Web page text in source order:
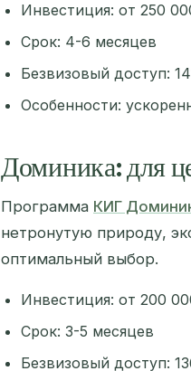
Инвестиция: от 250
Срок: 4-6 месяцев
Безвизовый доступ:
Особенности:
Доминика: для
Программа КИГ
нетронутую природу,
оптимальный выбор.
Инвестиция: от 200
Срок: 3-5 месяцев
Безвизовый доступ: